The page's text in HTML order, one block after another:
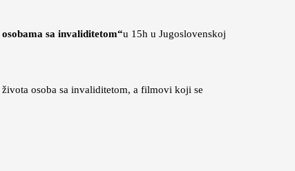
sa invaliditetom“u 15h u Jugoslovenskoj
osoba sa invaliditetom, a filmovi koji se